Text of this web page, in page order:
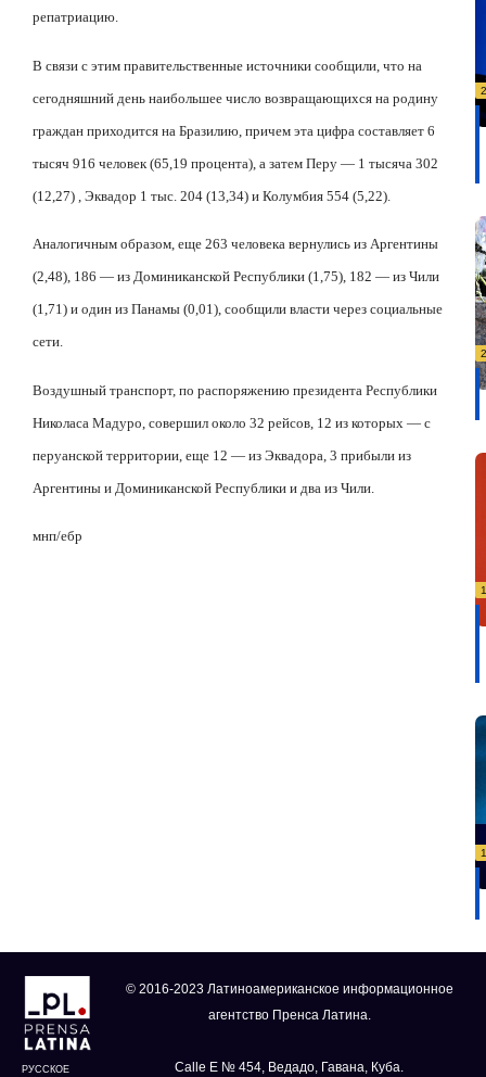
репатриацию.
В связи с этим правительственные источники сообщили, что на
сегодняшний день наибольшее число возвращающихся на родину
граждан приходится на Бразилию, причем эта цифра составляет 6
тысяч 916 человек (65,19 процента), а затем Перу — 1 тысяча 302
(12,27) , Эквадор 1 тыс. 204 (13,34) и Колумбия 554 (5,22).
Аналогичным образом, еще 263 человека вернулись из Аргентины
(2,48), 186 — из Доминиканской Республики (1,75), 182 — из Чили
(1,71) и один из Панамы (0,01), сообщили власти через социальные
сети.
Воздушный транспорт, по распоряжению президента Республики
Николаса Мадуро, совершил около 32 рейсов, 12 из которых — с
перуанской территории, еще 12 — из Эквадора, 3 прибыли из
Аргентины и Доминиканской Республики и два из Чили.
мнп/ебр
РУССКОЕ
© 2016-2023 Латиноамериканское информационное
агентство Пренса Латина.
Calle E № 454, Ведадо, Гавана, Куба.